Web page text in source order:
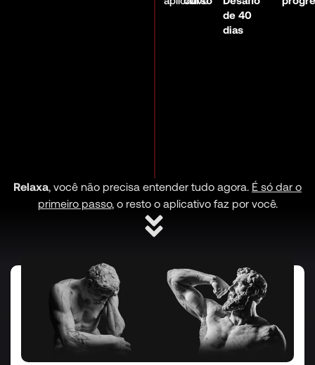
de 40
dias
Relaxa , você não precisa entender tudo agora. É só dar o
primeiro passo, o resto o aplicativo faz por você.